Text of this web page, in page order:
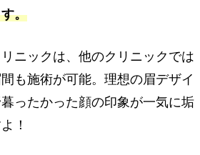
。
ニックは、他のクリニックでは
も施術が可能。理想の眉デザイ
ったかった顔の印象が一気に垢
！